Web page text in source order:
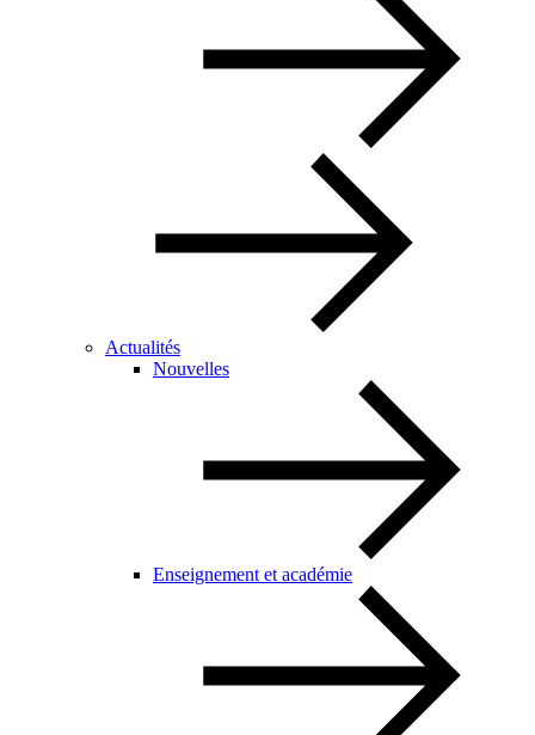
Actualités
Nouvelles
Enseignement et académie